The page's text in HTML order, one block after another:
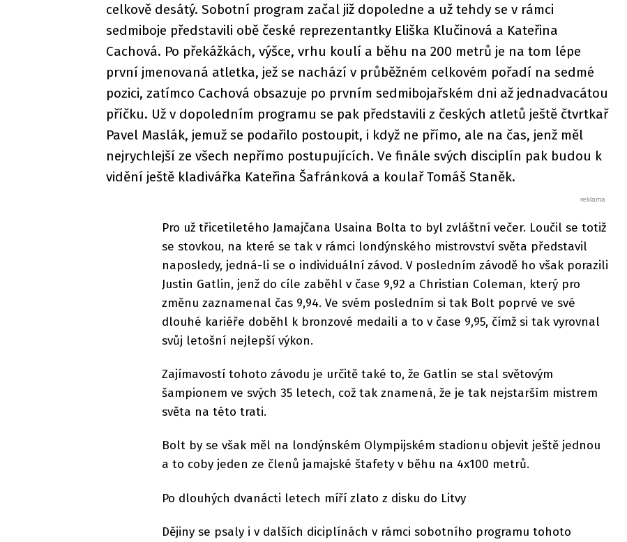
celkově desátý. Sobotní program začal již dopoledne a už tehdy se v rámci
sedmiboje představili obě české reprezentantky Eliška Klučinová a Kateřina
Cachová. Po překážkách, výšce, vrhu koulí a běhu na 200 metrů je na tom lépe
první jmenovaná atletka, jež se nachází v průběžném celkovém pořadí na sedmé
pozici, zatímco Cachová obsazuje po prvním sedmibojařském dni až jednadvacátou
příčku. Už v dopoledním programu se pak představili z českých atletů ještě čtvrtkař
Pavel Maslák, jemuž se podařilo postoupit, i když ne přímo, ale na čas, jenž měl
nejrychlejší ze všech nepřímo postupujících. Ve finále svých disciplín pak budou k
vidění ještě kladivářka Kateřina Šafránková a koulař Tomáš Staněk.
Pro už třicetiletého Jamajčana Usaina Bolta to byl zvláštní večer. Loučil se totiž
se stovkou, na které se tak v rámci londýnského mistrovství světa představil
naposledy, jedná-li se o individuální závod. V posledním závodě ho však porazili
Justin Gatlin, jenž do cíle zaběhl v čase 9,92 a Christian Coleman, který pro
změnu zaznamenal čas 9,94. Ve svém posledním si tak Bolt poprvé ve své
dlouhé kariéře doběhl k bronzové medaili a to v čase 9,95, čímž si tak vyrovnal
svůj letošní nejlepší výkon.
Zajímavostí tohoto závodu je určitě také to, že Gatlin se stal světovým
šampionem ve svých 35 letech, což tak znamená, že je tak nejstarším mistrem
světa na této trati.
Bolt by se však měl na londýnském Olympijském stadionu objevit ještě jednou
a to coby jeden ze členů jamajské štafety v běhu na 4x100 metrů.
Po dlouhých dvanácti letech míří zlato z disku do Litvy
Dějiny se psaly i v dalších diciplínách v rámci sobotního programu tohoto